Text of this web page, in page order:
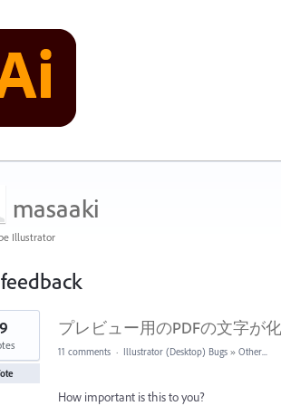
masaaki
Illustrator
プレビュー用のPDFの文字が
9
11 comments · Illustrator (Desktop) Bugs » Other...
How important is this to you?